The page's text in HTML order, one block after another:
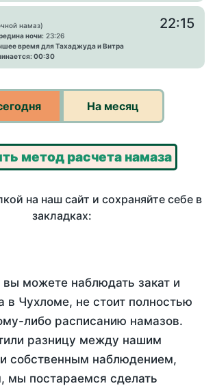
намаз)
ночи: 23:26
время для Тахаджуда и Витра
00:30
22:15
На месяц
метод расчета намаза
на наш сайт и сохраняйте себе в
закладках:
вы можете наблюдать закат и
в Чухломе, не стоит полностью
либо расписанию намазов.
разницу между нашим
собственным наблюдением,
мы постараемся сделать